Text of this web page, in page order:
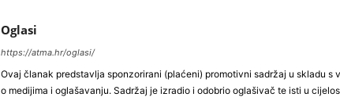
Oglasi
https://atma.hr/oglasi/
Ovaj članak predstavlja sponzorirani (plaćeni) promotivni sadržaj u skladu s
o medijima i oglašavanju. Sadržaj je izradio i odobrio oglašivač te isti u